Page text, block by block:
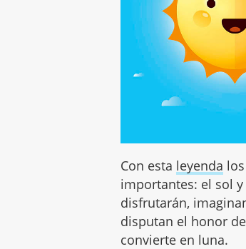
Con esta leyenda
importantes: el sol
disfrutarán,
disputan el honor
convierte en luna.